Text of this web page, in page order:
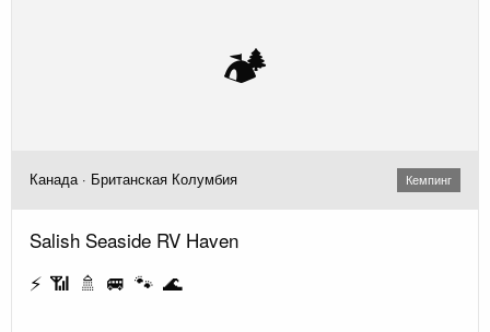
🏕️
Канада · Британская Колумбия Кемпинг
Salish Seaside RV Haven
⚡ 📶 🚿 🚐 🐾 🌊